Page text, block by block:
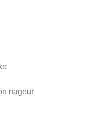
nageur